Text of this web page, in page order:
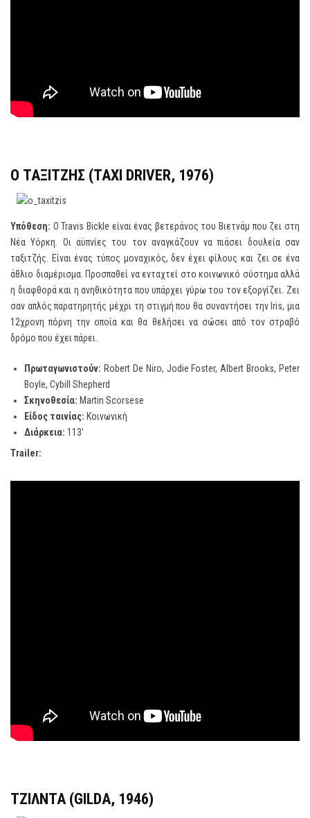
Ο ΤΑΞΙΤΖΗΣ (TAXI DRIVER, 1976)
Υπόθεση: Ο Travis Bickle είναι ένας βετεράνος του Βιετνάμ που ζει στη
Νέα Υόρκη. Οι αϋπνίες του τον αναγκάζουν να πιάσει δουλεία σαν
ταξιτζής. Είναι ένας τύπος μοναχικός, δεν έχει φίλους και ζει σε ένα
άθλιο διαμέρισμα. Προσπαθεί να ενταχτεί στο κοινωνικό σύστημα αλλά
η διαφθορά και η ανηθικότητα που υπάρχει γύρω του τον εξοργίζει. Ζει
σαν απλός παρατηρητής μέχρι τη στιγμή που θα συναντήσει την Iris, μια
12χρονη πόρνη την οποία και θα θελήσει να σώσει από τον στραβό
δρόμο που έχει πάρει.
Πρωταγωνιστούν: Robert De Niro, Jodie Foster, Albert Brooks, Peter
Boyle, Cybill Shepherd
Σκηνοθεσία: Martin Scorsese
Είδος ταινίας: Κοινωνική
Διάρκεια: 113′
Trailer:
ΤΖΙΛΝΤΑ (GILDA, 1946)